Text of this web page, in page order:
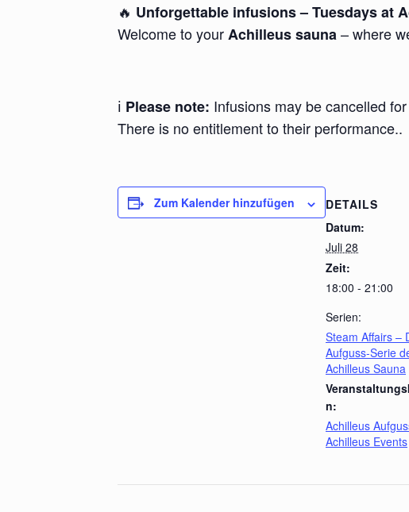
🔥 Unforgettable infusions – Tuesdays at
Welcome to yourAchilleus sauna– where
ℹ️ Please note: Infusions may be cancelled
There is no entitlement to their performance..
Zum Kalender hinzufügen
DETAILS
Datum:
Juli 28
Zeit:
18:00 - 21:00
Serien:
Steam Affairs –
Aufguss-Serie
Achilleus Sauna
n:
Achilleus
Achilleus Events